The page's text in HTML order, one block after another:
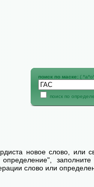
поиск по маске: (
поиск по
новое слово, или
слово или